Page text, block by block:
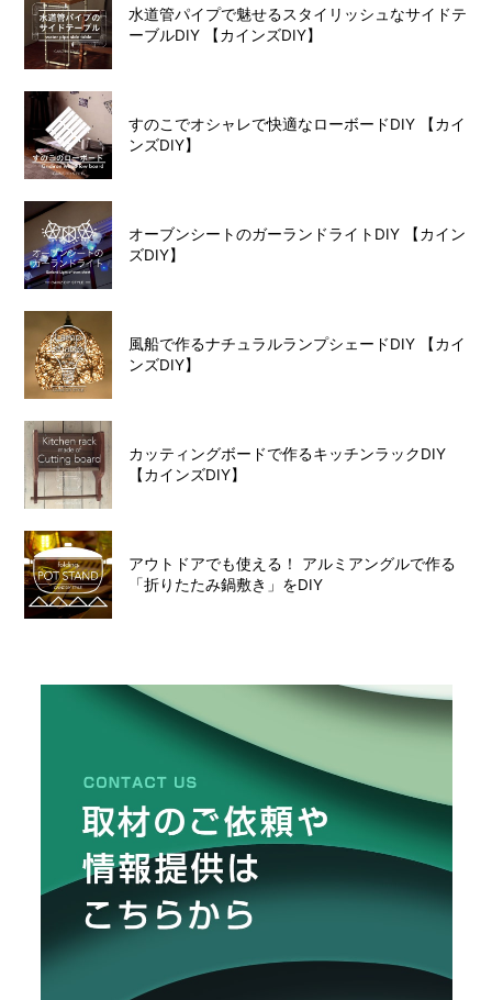
水道管パイプで魅せるスタイリッシュなサイドテ
ーブルDIY 【カインズDIY】
すのこでオシャレで快適なローボードDIY 【カイ
ンズDIY】
オーブンシートのガーランドライトDIY 【カイン
ズDIY】
風船で作るナチュラルランプシェードDIY 【カイ
ンズDIY】
カッティングボードで作るキッチンラックDIY
【カインズDIY】
アウトドアでも使える！ アルミアングルで作る
「折りたたみ鍋敷き」をDIY